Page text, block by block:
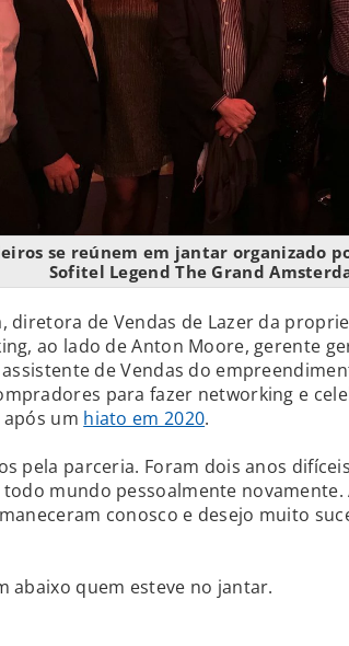
se reúnem em jantar organizado
Sofitel Legend The Grand
diretora de Vendas de Lazer da
ao lado de Anton Moore, gerente
de Vendas do
para fazer networking e
um hiato em 2020.
pela parceria. Foram dois anos
mundo pessoalmente novamente.
conosco e desejo muito
abaixo quem esteve no jantar.